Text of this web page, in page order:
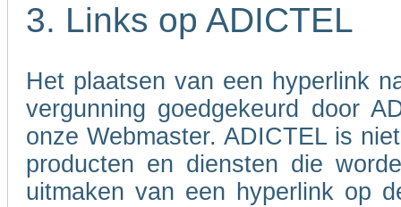
3. Links op ADICTEL
Het plaatsen van een hyperlink
vergunning goedgekeurd door
onze Webmaster. ADICTEL is
producten en diensten die
uitmaken van een hyperlink op